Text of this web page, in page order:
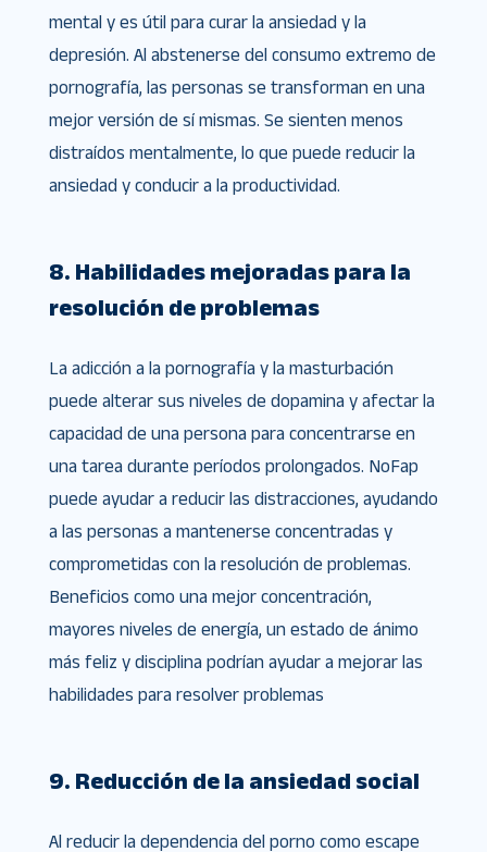
mental y es útil para curar la ansiedad y la
depresión. Al abstenerse del consumo extremo de
pornografía, las personas se transforman en una
mejor versión de sí mismas. Se sienten menos
distraídos mentalmente, lo que puede reducir la
ansiedad y conducir a la productividad.
8. Habilidades mejoradas para la
resolución de problemas
La adicción a la pornografía y la masturbación
puede alterar sus niveles de dopamina y afectar la
capacidad de una persona para concentrarse en
una tarea durante períodos prolongados. NoFap
puede ayudar a reducir las distracciones, ayudando
a las personas a mantenerse concentradas y
comprometidas con la resolución de problemas.
Beneficios como una mejor concentración,
mayores niveles de energía, un estado de ánimo
más feliz y disciplina podrían ayudar a mejorar las
habilidades para resolver problemas
9. Reducción de la ansiedad social
Al reducir la dependencia del porno como escape